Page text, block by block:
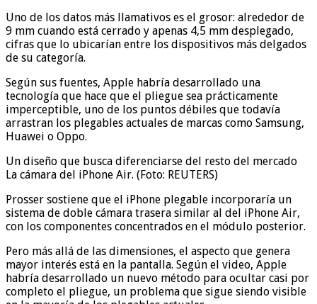
Uno de los datos más llamativos es el grosor: alrededor de
9 mm cuando está cerrado y apenas 4,5 mm desplegado,
cifras que lo ubicarían entre los dispositivos más delgados
de su categoría.
Según sus fuentes, Apple habría desarrollado una
tecnología que hace que el pliegue sea prácticamente
imperceptible, uno de los puntos débiles que todavía
arrastran los plegables actuales de marcas como Samsung,
Huawei o Oppo.
Un diseño que busca diferenciarse del resto del mercado
La cámara del iPhone Air. (Foto: REUTERS)
Prosser sostiene que el iPhone plegable incorporaría un
sistema de doble cámara trasera similar al del iPhone Air,
con los componentes concentrados en el módulo posterior.
Pero más allá de las dimensiones, el aspecto que genera
mayor interés está en la pantalla. Según el video, Apple
habría desarrollado un nuevo método para ocultar casi por
completo el pliegue, un problema que sigue siendo visible